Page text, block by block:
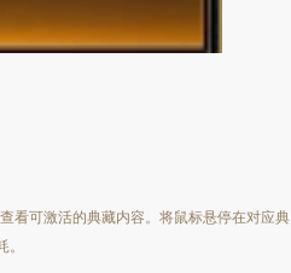
看可激活的典藏内容。将鼠标悬停在对应典